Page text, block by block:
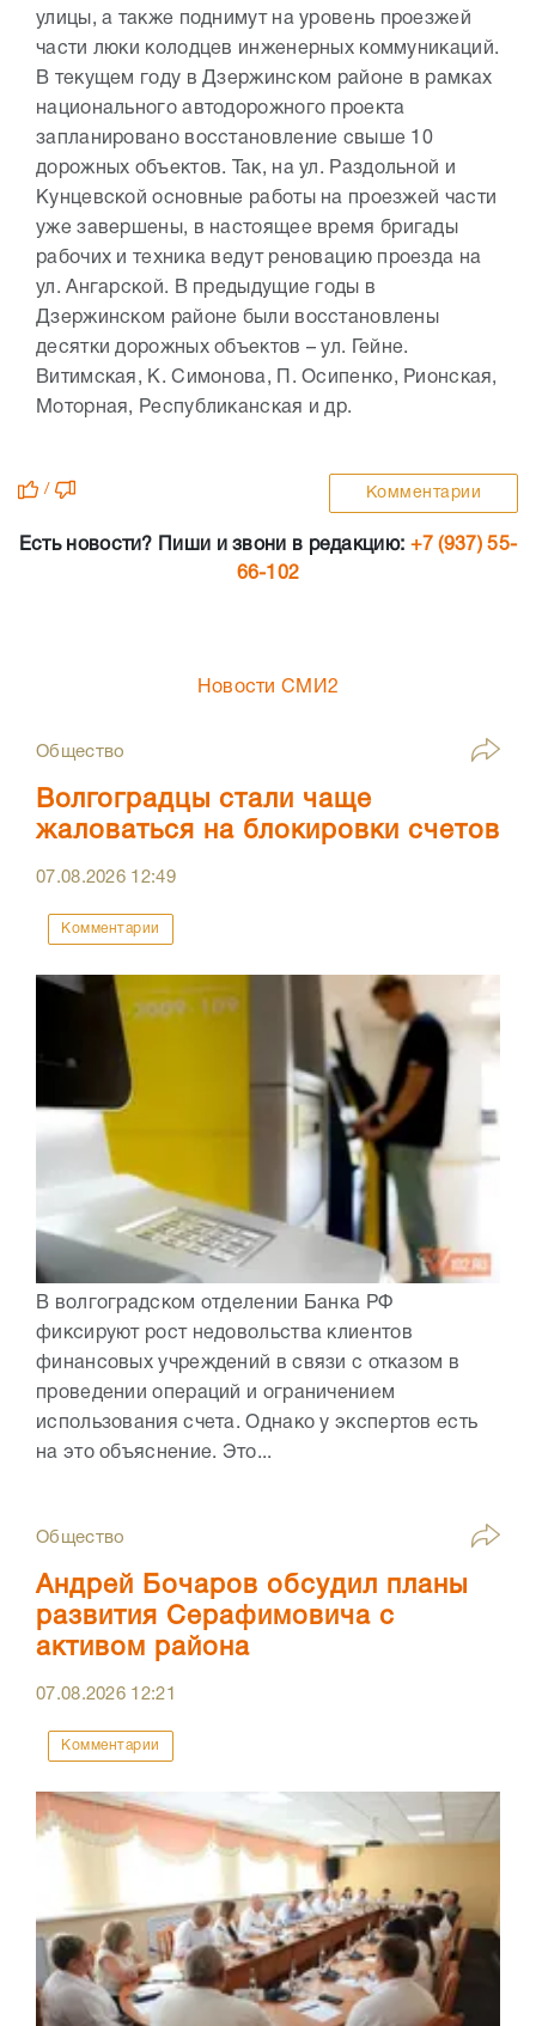
улицы, а также поднимут на уровень проезжей
части люки колодцев инженерных коммуникаций.
В текущем году в Дзержинском районе в рамках
национального автодорожного проекта
запланировано восстановление свыше 10
дорожных объектов. Так, на ул. Раздольной и
Кунцевской основные работы на проезжей части
уже завершены, в настоящее время бригады
рабочих и техника ведут реновацию проезда на
ул. Ангарской. В предыдущие годы в
Дзержинском районе были восстановлены
десятки дорожных объектов – ул. Гейне.
Витимская, К. Симонова, П. Осипенко, Рионская,
Моторная, Республиканская и др.
/ Комментарии
Есть новости? Пиши и звони в редакцию: +7 (937) 55-
66-102
Новости СМИ2
Общество
Волгоградцы стали чаще
жаловаться на блокировки счетов
07.08.2026 12:49
Комментарии
В волгоградском отделении Банка РФ
фиксируют рост недовольства клиентов
финансовых учреждений в связи с отказом в
проведении операций и ограничением
использования счета. Однако у экспертов есть
на это объяснение. Это...
Общество
Андрей Бочаров обсудил планы
развития Серафимовича с
активом района
07.08.2026 12:21
Комментарии